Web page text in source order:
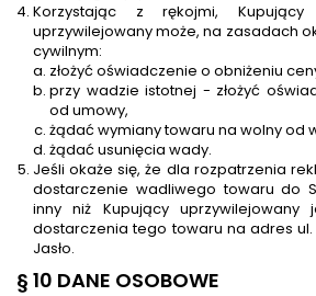
Korzystając z rękojmi,
uprzywilejowany może, na zasadach
cywilnym:
złożyć oświadczenie o obniżeniu
przy wadzie istotnej - złożyć
od umowy,
żądać wymiany towaru na wolny od
żądać usunięcia wady.
Jeśli okaże się, że dla rozpatrzenia
dostarczenie wadliwego towaru do
inny niż Kupujący uprzywilejowany
dostarczenia tego towaru na adres ul.
Jasło.
§ 10 DANE OSOBOWE